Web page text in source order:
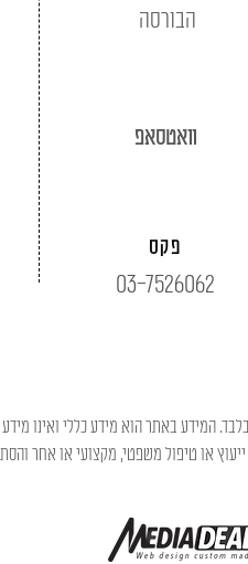
הבורסה
וואטסאפ
פקס
03-7526062
המידע באתר הוא מידע כללי ואינו
או טיפול משפטי, מקצועי או אחר